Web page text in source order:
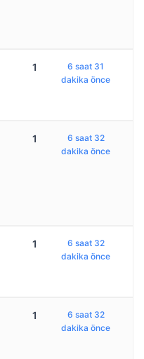
1
6 saat 31
dakika önce
1
6 saat 32
dakika önce
1
6 saat 32
dakika önce
1
6 saat 32
dakika önce